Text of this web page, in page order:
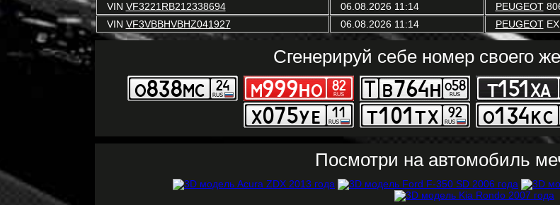
VIN VF3221RB212338694 06.08.2026 11:14 PEUGEOT
VIN VF3VBBHVBHZ041927 06.08.2026 11:14 PEUGEOT
Сгенерируй себе номер своего
Посмотри на автомобиль